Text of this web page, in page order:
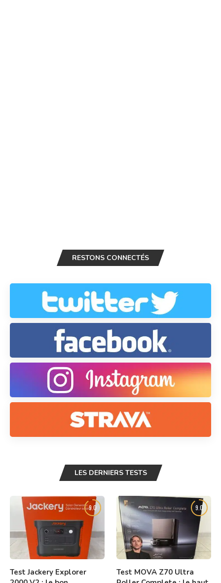
RESTONS CONNECTÉS
LES DERNIERS TESTS
9.0
Test Jackery Explorer
9.0
Test MOVA Z70 Ultra